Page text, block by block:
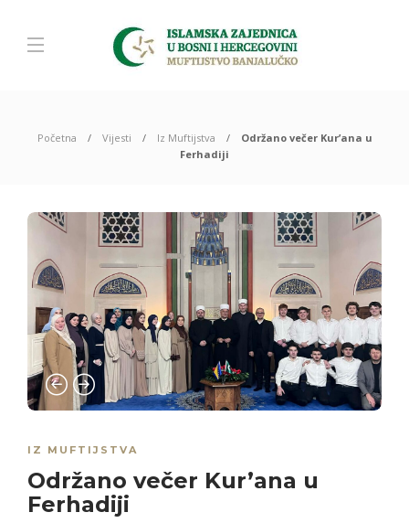
Početna Vijesti Iz Muftijstva
Održano večer Kur’ana u
Ferhadiji
IZ MUFTIJSTVA
Održano večer Kur’ana u
Ferhadiji